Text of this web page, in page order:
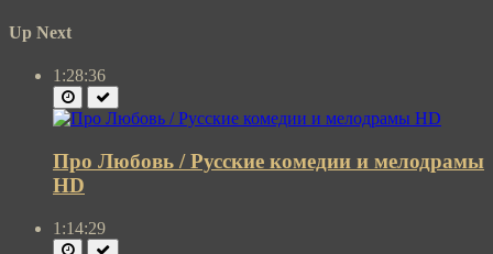
Up Next
1:28:36
Про Любовь / Русские комедии и мелодрамы
HD
1:14:29